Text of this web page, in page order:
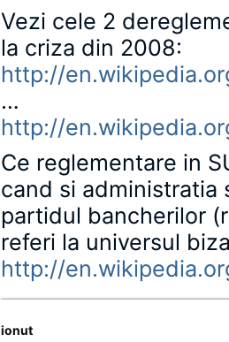
Vezi cele 2
la criza din 2008:
http://
…
http://
Ce reglementare in
cand si administratia
partidul bancherilor
referi la universul
http://
ionut